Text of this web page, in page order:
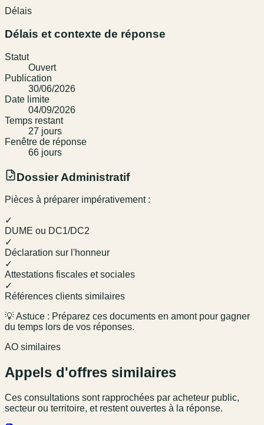
Délais
Délais et contexte de réponse
Statut
Ouvert
Publication
30/06/2026
Date limite
04/09/2026
Temps restant
27 jours
Fenêtre de réponse
66 jours
Dossier Administratif
Pièces à préparer impérativement :
✓
DUME ou DC1/DC2
✓
Déclaration sur l'honneur
✓
Attestations fiscales et sociales
✓
Références clients similaires
💡 Astuce : Préparez ces documents en amont pour gagner
du temps lors de vos réponses.
AO similaires
Appels d'offres similaires
Ces consultations sont rapprochées par acheteur public,
secteur ou territoire, et restent ouvertes à la réponse.